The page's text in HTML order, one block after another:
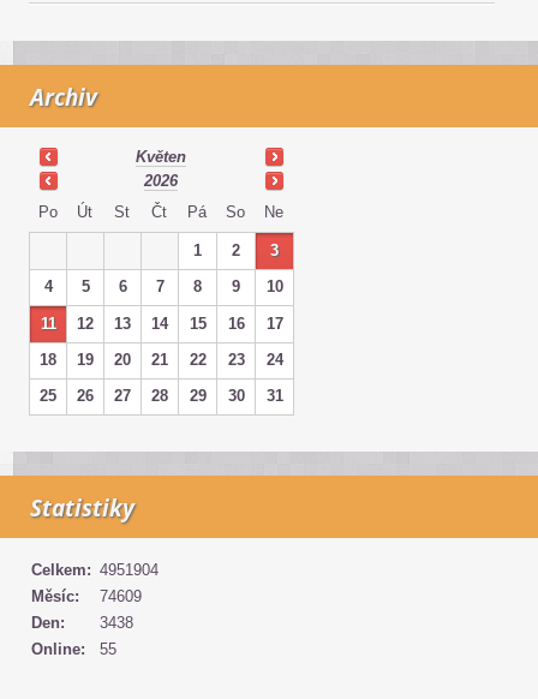
Archiv
Květen
2026
Po
Út St Čt Pá So Ne
1 2
3
4
5 6 7 8 9 10
11 12 13 14 15 16
17
18
19 20 21 22 23
24
25
26 27 28 29 30 31
Statistiky
Online: 55
Celkem: 4951904
Měsíc:
74609
Den:
3438